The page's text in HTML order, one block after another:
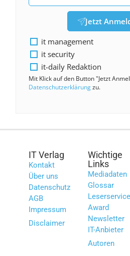
Jetzt
it management
it security
it-daily Redaktion
Mit Klick auf den Button "Jetzt
Datenschutzerklärungzu.
IT Verlag
Kontakt
Über uns
Datenschutz
AGB
Impressum
Disclaimer
Wichtige
Links
Mediadaten
Glossar
Leserservice
Award
Newsletter
IT-Anbieter
Autoren